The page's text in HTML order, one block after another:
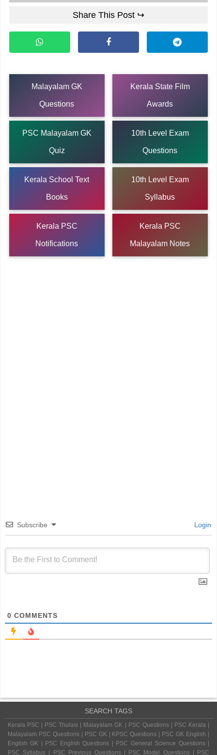
Share This Post ↪
Malayalam GK
Questions
Kerala State Film
Awards
PSC Malayalam GK
Quiz
10th Level Exam
Questions
Kerala School Text
Books
10th Level Exam
Syllabus
Kerala PSC
Notifications
Kerala PSC
Malayalam Notes
Subscribe Login
0 COMMENTS
SEARCH TAGS
Kerala PSC | PSC Thulasi | Malayalam GK | PSC Questions | PSC Kerala |
Malayalam PSC Questions | PSC GK | KPSC Questions | PSC GK English |
English GK | PSC English Questions | PSC General Science Questions |
PSC Syllabus | PSC Previous Questions | PSC Model Questions | PSC